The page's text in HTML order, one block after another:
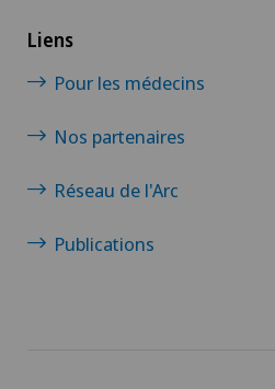
Liens
Pour les médecins
Nos partenaires
Réseau de l'Arc
Publications